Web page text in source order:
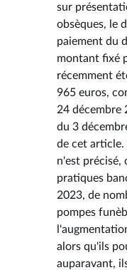
sur
obsèques, le
paiement du
montant fixé
récemment
965 euros,
24 décembre
du 3
de cet article.
n'est précisé,
pratiques
2023, de
pompes
alors qu'ils
auparavant,